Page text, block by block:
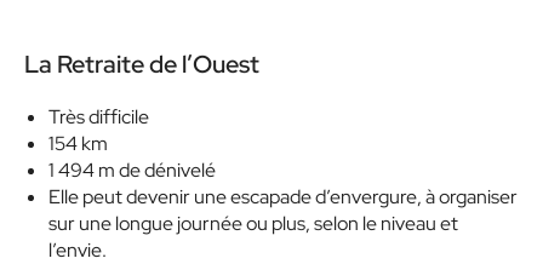
La Retraite de l’Ouest
Très difficile
154 km
1 494 m de dénivelé
Elle peut devenir une escapade d’envergure, à organiser
sur une longue journée ou plus, selon le niveau et
l’envie.